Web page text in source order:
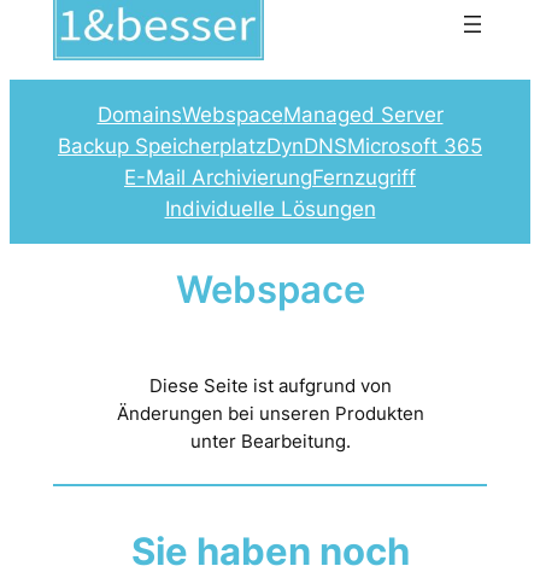
DomainsWebspaceManaged Server
Backup SpeicherplatzDynDNSMicrosoft 365
E-Mail ArchivierungFernzugriff
Individuelle Lösungen
Webspace
Diese Seite ist aufgrund von
Änderungen bei unseren Produkten
unter Bearbeitung.
Sie haben noch